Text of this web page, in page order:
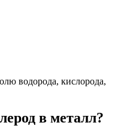
водорода, кислорода,
в металл?